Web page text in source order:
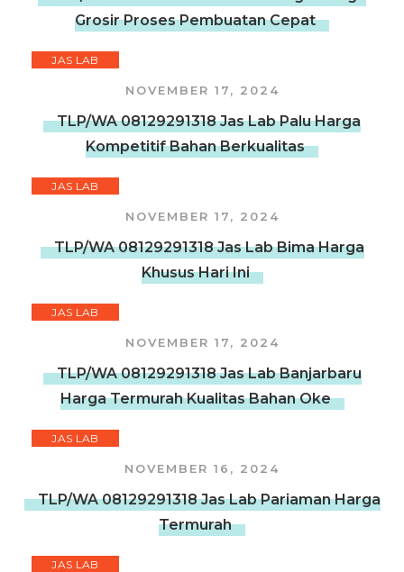
Grosir Proses Pembuatan Cepat
JAS LAB
NOVEMBER 17, 2024
TLP/WA 08129291318 Jas Lab Palu Harga
Kompetitif Bahan Berkualitas
JAS LAB
NOVEMBER 17, 2024
TLP/WA 08129291318 Jas Lab Bima Harga
Khusus Hari Ini
JAS LAB
NOVEMBER 17, 2024
TLP/WA 08129291318 Jas Lab Banjarbaru
Harga Termurah Kualitas Bahan Oke
JAS LAB
NOVEMBER 16, 2024
TLP/WA 08129291318 Jas Lab Pariaman Harga
Termurah
JAS LAB